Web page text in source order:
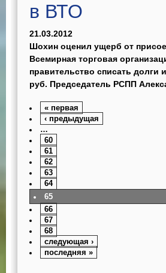
в ВТО
21.03.2012
Шохин оценил ущерб от
Всемирная торговая
правительство списать долги
руб. Председатель РСПП
« первая
‹ предыдущая
…
60
61
62
63
64
65
66
67
68
следующая ›
последняя »